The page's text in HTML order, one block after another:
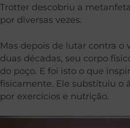
Trotter descobriu a
por diversas vezes.
Mas depois de lutar contra o
duas décadas, seu corpo
do poço. E foi isto o que
fisicamente. Ele substituiu o
por exercícios e nutrição.